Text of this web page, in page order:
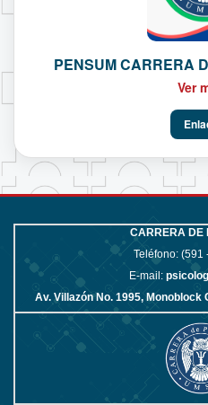
PENSUM CARRERA
Ver
CARRERA DE
Teléfono: (591
E-mail:
Av. Villazón No. 1995, Monoblock